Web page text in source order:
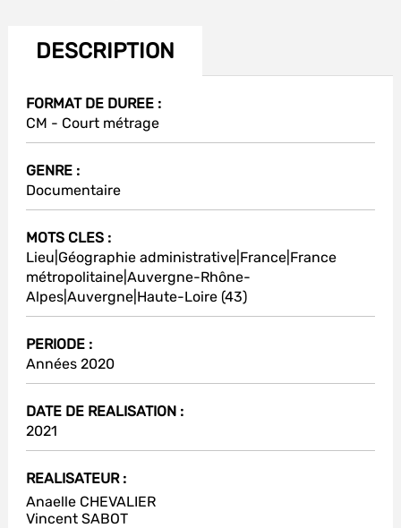
DESCRIPTION
FORMAT DE DUREE :
CM - Court métrage
GENRE :
Documentaire
MOTS CLES :
Lieu|Géographie administrative|France|France
métropolitaine|Auvergne-Rhône-
Alpes|Auvergne|Haute-Loire (43)
PERIODE :
Années 2020
DATE DE REALISATION :
2021
REALISATEUR :
Anaelle CHEVALIER
Vincent SABOT